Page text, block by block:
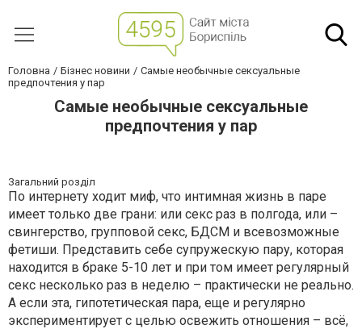
Головна Бізнес новини
Самые необычные сексуальные
предпочтения у пар
Самые необычные сексуальные
предпочтения у пар
Загальний розділ
По интернету ходит миф, что интимная жизнь в паре
имеет только две грани: или секс раз в полгода, или –
свингерство, групповой секс, БДСМ и всевозможные
фетиши. Представить себе супружескую пару, которая
находится в браке 5-10 лет и при том имеет регулярный
секс несколько раз в неделю – практически не реально.
А если эта, гипотетическая пара, еще и регулярно
экспериментирует с целью освежить отношения – всё,